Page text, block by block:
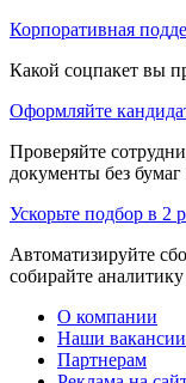
Корпоративная
Какой соцпакет вы
Оформляйте
Проверяйте
документы без
Ускорьте подбор в 2
Автоматизируйте
собирайте
О компании
Наши вакансии
Партнерам